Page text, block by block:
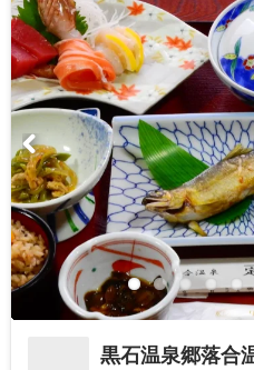
黒石温泉郷落